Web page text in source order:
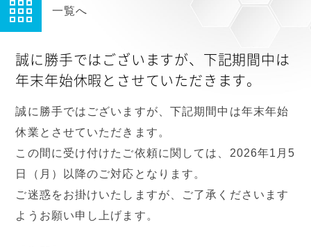
一覧へ
誠に勝手ではございますが、下記期間中は
年末年始休暇とさせていただきます。
誠に勝手ではございますが、下記期間中は年末年始
休業とさせていただきます。
この間に受け付けたご依頼に関しては、2026年1月5
日（月）以降のご対応となります。
ご迷惑をお掛けいたしますが、ご了承くださいます
ようお願い申し上げます。